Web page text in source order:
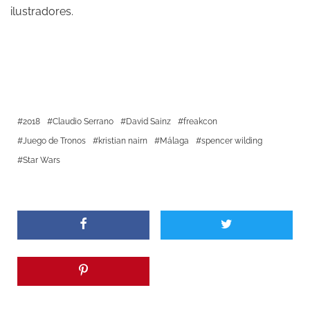
ilustradores.
2018 Claudio Serrano David Sainz
freakcon
Juego de Tronos
kristian nairn Málaga
spencer wilding
Star Wars